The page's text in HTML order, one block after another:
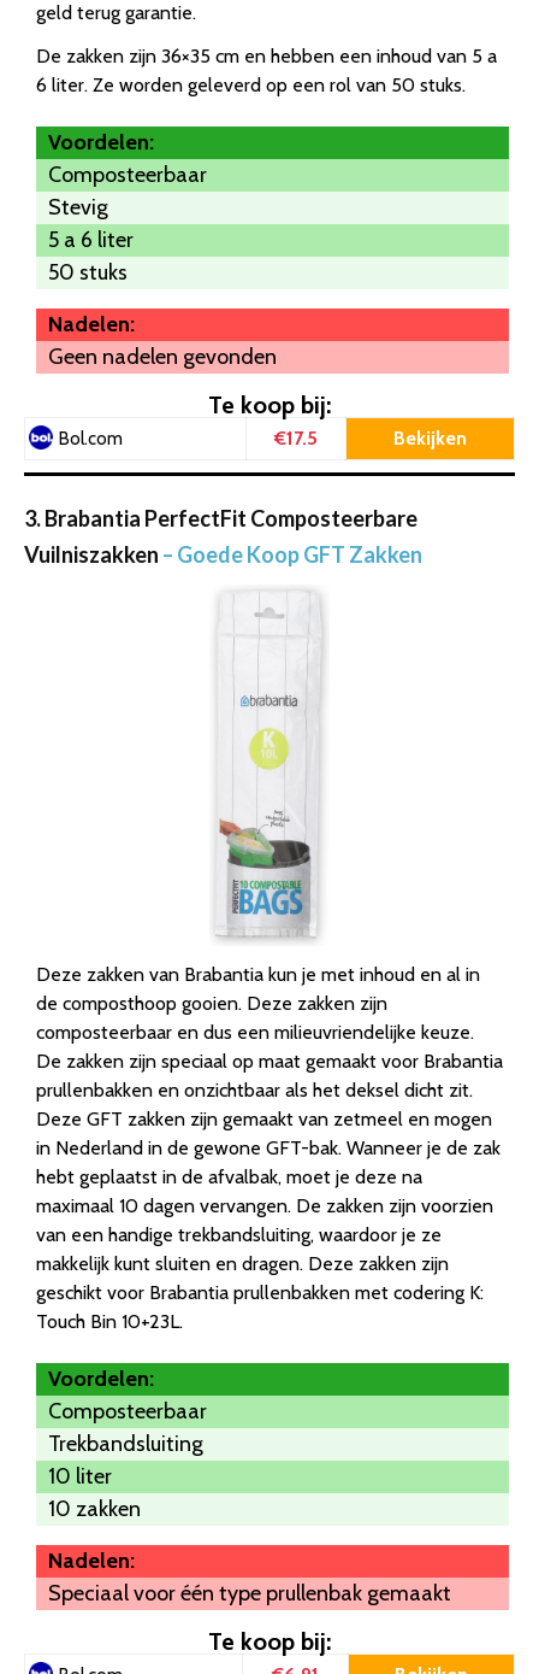
geld terug garantie.
De zakken zijn 36×35 cm en hebben een inhoud van 5 a
6 liter. Ze worden geleverd op een rol van 50 stuks.
Voordelen:
Composteerbaar
Stevig
5 a 6 liter
50 stuks
Nadelen:
Geen nadelen gevonden
Te koop bij:
Bol.com €17.5 Bekijken
3. Brabantia PerfectFit Composteerbare
Vuilniszakken – Goede Koop GFT Zakken
Deze zakken van Brabantia kun je met inhoud en al in
de composthoop gooien. Deze zakken zijn
composteerbaar en dus een milieuvriendelijke keuze.
De zakken zijn speciaal op maat gemaakt voor Brabantia
prullenbakken en onzichtbaar als het deksel dicht zit.
Deze GFT zakken zijn gemaakt van zetmeel en mogen
in Nederland in de gewone GFT-bak. Wanneer je de zak
hebt geplaatst in de afvalbak, moet je deze na
maximaal 10 dagen vervangen. De zakken zijn voorzien
van een handige trekbandsluiting, waardoor je ze
makkelijk kunt sluiten en dragen. Deze zakken zijn
geschikt voor Brabantia prullenbakken met codering K:
Touch Bin 10+23L.
Voordelen:
Composteerbaar
Trekbandsluiting
10 liter
10 zakken
Nadelen:
Speciaal voor één type prullenbak gemaakt
Te koop bij: